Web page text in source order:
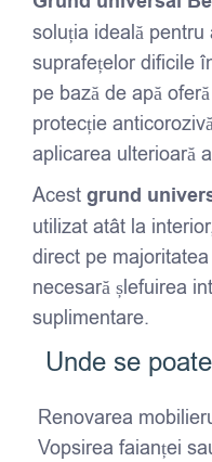
soluția ideală pentru
suprafețelor dificile
pe bază de apă
protecție
aplicarea ulterioară
Acest grund
utilizat atât la
direct pe
necesară șlefuirea
suplimentare.
Unde se
Renovarea
Vopsirea faianței